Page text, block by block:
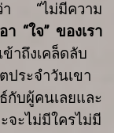
“ไม่มีความ
า “ใจ” ของเรา
ข้าถึงเคล็ดลับ
ประจำวันเขา
กับผู้คนเลยและ
ะจะไม่มีใครไม่มี